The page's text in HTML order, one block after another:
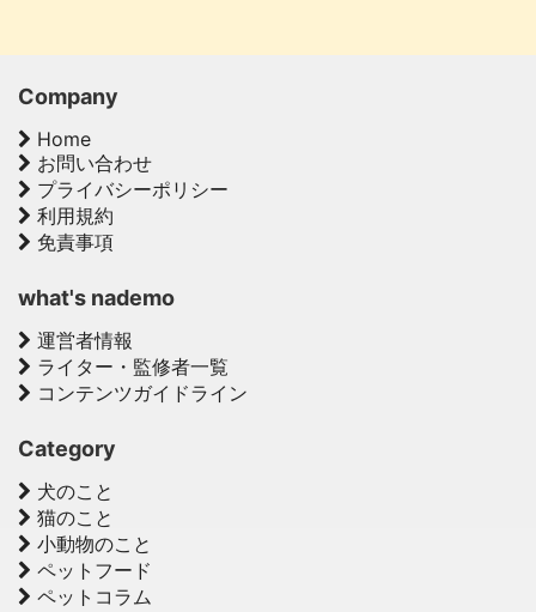
Company
Home
お問い合わせ
プライバシーポリシー
利用規約
免責事項
what's nademo
運営者情報
ライター・監修者一覧
コンテンツガイドライン
Category
犬のこと
猫のこと
小動物のこと
ペットフード
ペットコラム